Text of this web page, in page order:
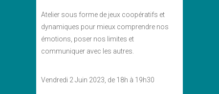
Atelier sous forme de jeux coopératifs et
dynamiques pour mieux comprendre nos
émotions, poser nos limites et
communiquer avec les autres.
Vendredi 2 Juin 2023, de 18h à 19h30